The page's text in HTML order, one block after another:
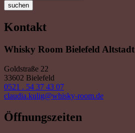
suchen
Kontakt
Whisky Room Bielefeld Altstadt
Goldstraße 22
33602 Bielefeld
0521 . 54 37 43 07
claudia.kulig@whisky-room.de
Öffnungszeiten